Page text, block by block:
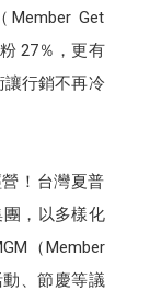
Get
27％，更有
讓行銷不再冷
！台灣夏普
，以多樣化
（Member
、節慶等議